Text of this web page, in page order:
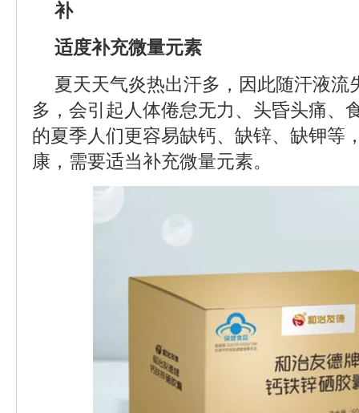
补
适度补充微量元素
夏天天气炎热出汗多，因此随汗液流
多，会引起人体倦怠无力、头昏头痛、
的夏季人们更容易缺钙、缺锌、缺钾等
康，需要适当补充微量元素。